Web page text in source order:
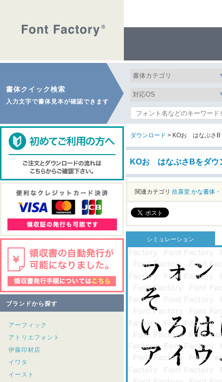
書体クイック検索
入力文字で書体見本が確認できます
ブランドから探す
アーフィック
アトリエフォント
伊藤印材店
イワタ
イースト
ダウンロード > KOおゝはなぶさB
KOおゝはなぶさBをダウ
関連カテゴリ 欣喜堂 かな書体
シミュレーション